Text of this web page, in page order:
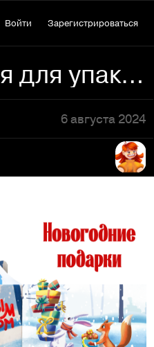
Войти Зарегистрироваться
Иллюстрация для упаковки сладких новогодних подарков
6 августа 2024